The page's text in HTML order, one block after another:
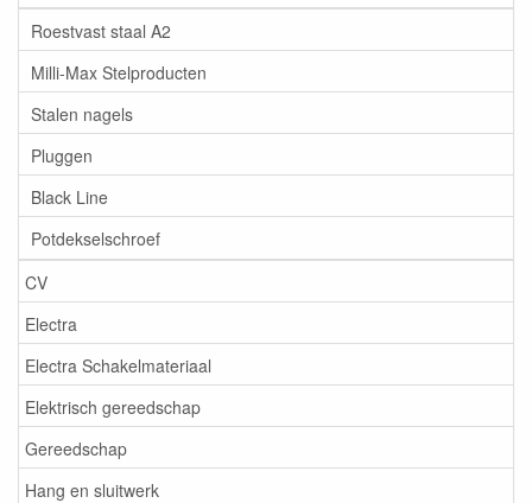
Roestvast staal A2
Milli-Max Stelproducten
Stalen nagels
Pluggen
Black Line
Potdekselschroef
CV
Electra
Electra Schakelmateriaal
Elektrisch gereedschap
Gereedschap
Hang en sluitwerk